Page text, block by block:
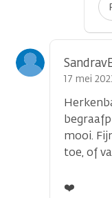
17 mei
mooi.
toe, of
❤️